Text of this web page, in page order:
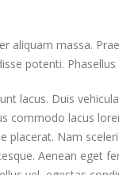
aliquam massa.
potenti.
lacus. Duis
commodo lacus
placerat. Nam
Aenean eget